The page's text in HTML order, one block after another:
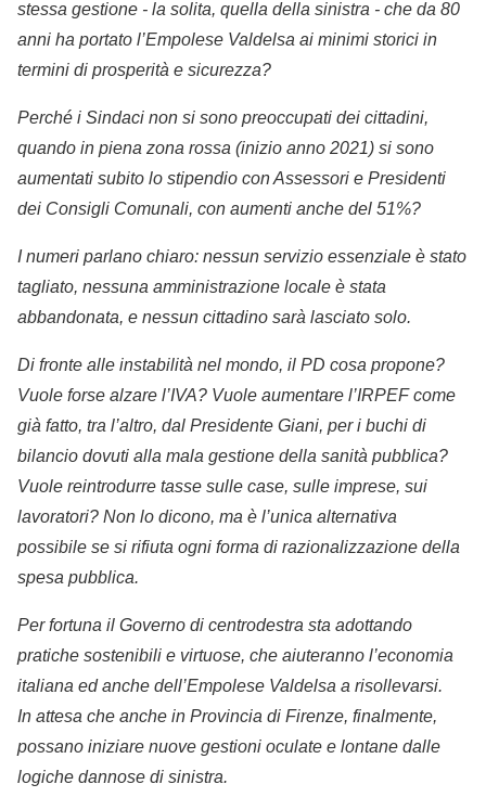
stessa gestione - la solita, quella della sinistra - che da 80
anni ha portato l’Empolese Valdelsa ai minimi storici in
termini di prosperità e sicurezza?
Perché i Sindaci non si sono preoccupati dei cittadini,
quando in piena zona rossa (inizio anno 2021) si sono
aumentati subito lo stipendio con Assessori e Presidenti
dei Consigli Comunali, con aumenti anche del 51%?
I numeri parlano chiaro: nessun servizio essenziale è stato
tagliato, nessuna amministrazione locale è stata
abbandonata, e nessun cittadino sarà lasciato solo.
Di fronte alle instabilità nel mondo, il PD cosa propone?
Vuole forse alzare l’IVA? Vuole aumentare l’IRPEF come
già fatto, tra l’altro, dal Presidente Giani, per i buchi di
bilancio dovuti alla mala gestione della sanità pubblica?
Vuole reintrodurre tasse sulle case, sulle imprese, sui
lavoratori? Non lo dicono, ma è l’unica alternativa
possibile se si rifiuta ogni forma di razionalizzazione della
spesa pubblica.
Per fortuna il Governo di centrodestra sta adottando
pratiche sostenibili e virtuose, che aiuteranno l’economia
italiana ed anche dell’Empolese Valdelsa a risollevarsi.
In attesa che anche in Provincia di Firenze, finalmente,
possano iniziare nuove gestioni oculate e lontane dalle
logiche dannose di sinistra.